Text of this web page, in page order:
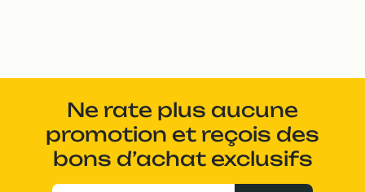
Ne rate plus aucune
promotion et reçois des
bons d’achat exclusifs